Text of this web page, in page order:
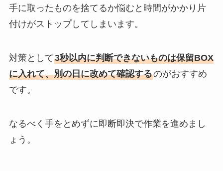
手に取ったものを捨てるか悩むと時間がかかり片
付けがストップしてしまいます。
対策として3秒以内に判断できないものは保留BOX
に入れて、別の日に改めて確認するのがおすすめ
です。
なるべく手をとめずに即断即決で作業を進めまし
ょう。